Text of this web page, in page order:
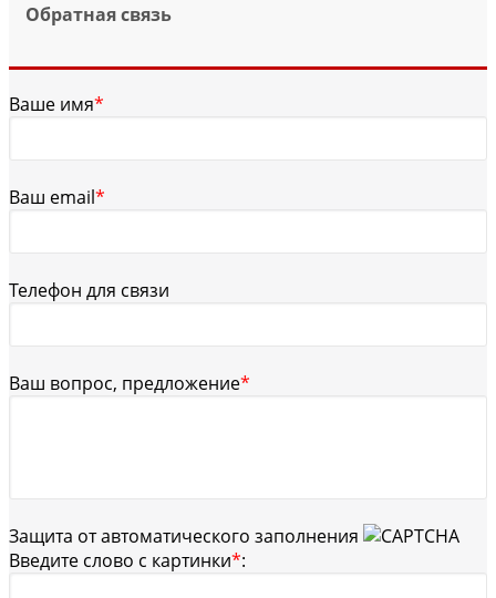
Обратная связь
Ваше имя*
Ваш email*
Телефон для связи
Ваш вопрос, предложение*
Защита от автоматического заполнения
Введите слово с картинки*: